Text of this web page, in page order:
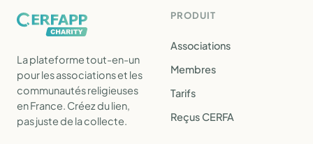
La plateforme tout-en-un
pour les associations et les
communautés religieuses
en France. Créez du lien,
pas juste de la collecte.
PRODUIT
Associations
Membres
Tarifs
Reçus CERFA